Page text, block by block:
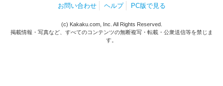
お問い合わせ
ヘルプ PC版で見る
(c) Kakaku.com, Inc. All Rights Reserved.
掲載情報・写真など、すべてのコンテンツの無断複写・転載・公衆送信等を禁じま
す。